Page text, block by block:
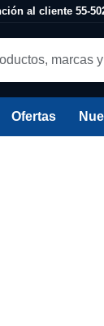
al cliente 55-
Ofertas